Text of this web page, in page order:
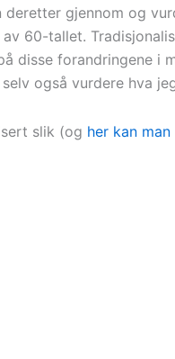
deretter gjennom og
60-tallet.
disse forandringene i
også vurdere hva
slik (og her kan man